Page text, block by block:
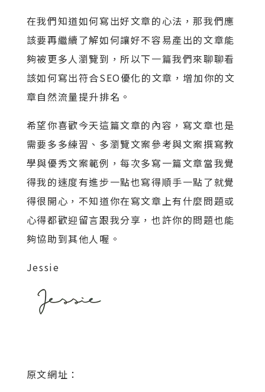
在我們知道如何寫出好文章的心法，那我們應
該要再繼續了解如何讓好不容易產出的文章能
夠被更多人瀏覽到，所以下一篇我們來聊聊看
該如何寫出符合SEO優化的文章，增加你的文
章自然流量提升排名。
希望你喜歡今天這篇文章的內容，寫文章也是
需要多多練習、多瀏覽文案參考與文案撰寫教
學與優秀文案範例，每次多寫一篇文章當我覺
得我的速度有進步一點也寫得順手一點了就覺
得很開心，不知道你在寫文章上有什麼問題或
心得都歡迎留言跟我分享，也許你的問題也能
夠協助到其他人喔。
Jessie
原文網址：